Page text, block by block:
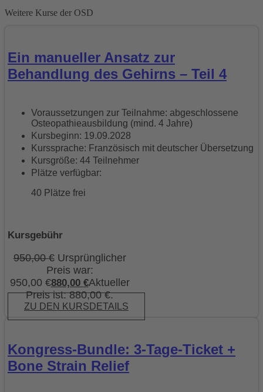
Weitere Kurse der OSD
Ein manueller Ansatz zur
Behandlung des Gehirns – Teil 4
Voraussetzungen zur Teilnahme: abgeschlossene
Osteopathieausbildung (mind. 4 Jahre)
Kursbeginn: 19.09.2028
Kurssprache: Französisch mit deutscher Übersetzung
Kursgröße: 44 Teilnehmer
Plätze verfügbar:
40 Plätze frei
Kursgebühr
950,00€ Ursprünglicher
Preis war:
950,00 €880,00 €Aktueller
Preis ist: 880,00 €.
ZU DEN KURSDETAILS
Kongress-Bundle: 3-Tage-Ticket +
Bone Strain Relief